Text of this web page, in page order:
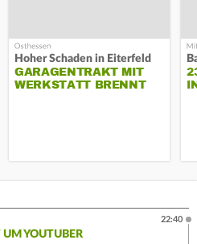
Hoher Schaden in Eiterfeld
GARAGENTRAKT MIT
WERKSTATT BRENNT
YOUTUBER
22:40